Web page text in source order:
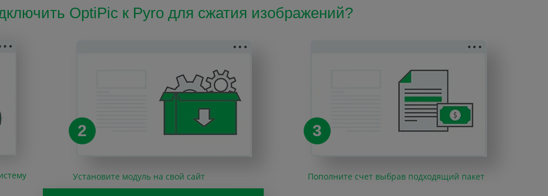
OptiPic к Pyro для сжатия изображений?
2
Установите модуль на свой сайт
3
Пополните счет выбрав подходящий пакет